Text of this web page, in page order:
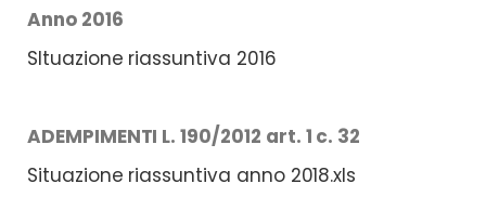
Anno 2016
SItuazione riassuntiva 2016
ADEMPIMENTI L. 190/2012 art. 1 c. 32
Situazione riassuntiva anno 2018.xls